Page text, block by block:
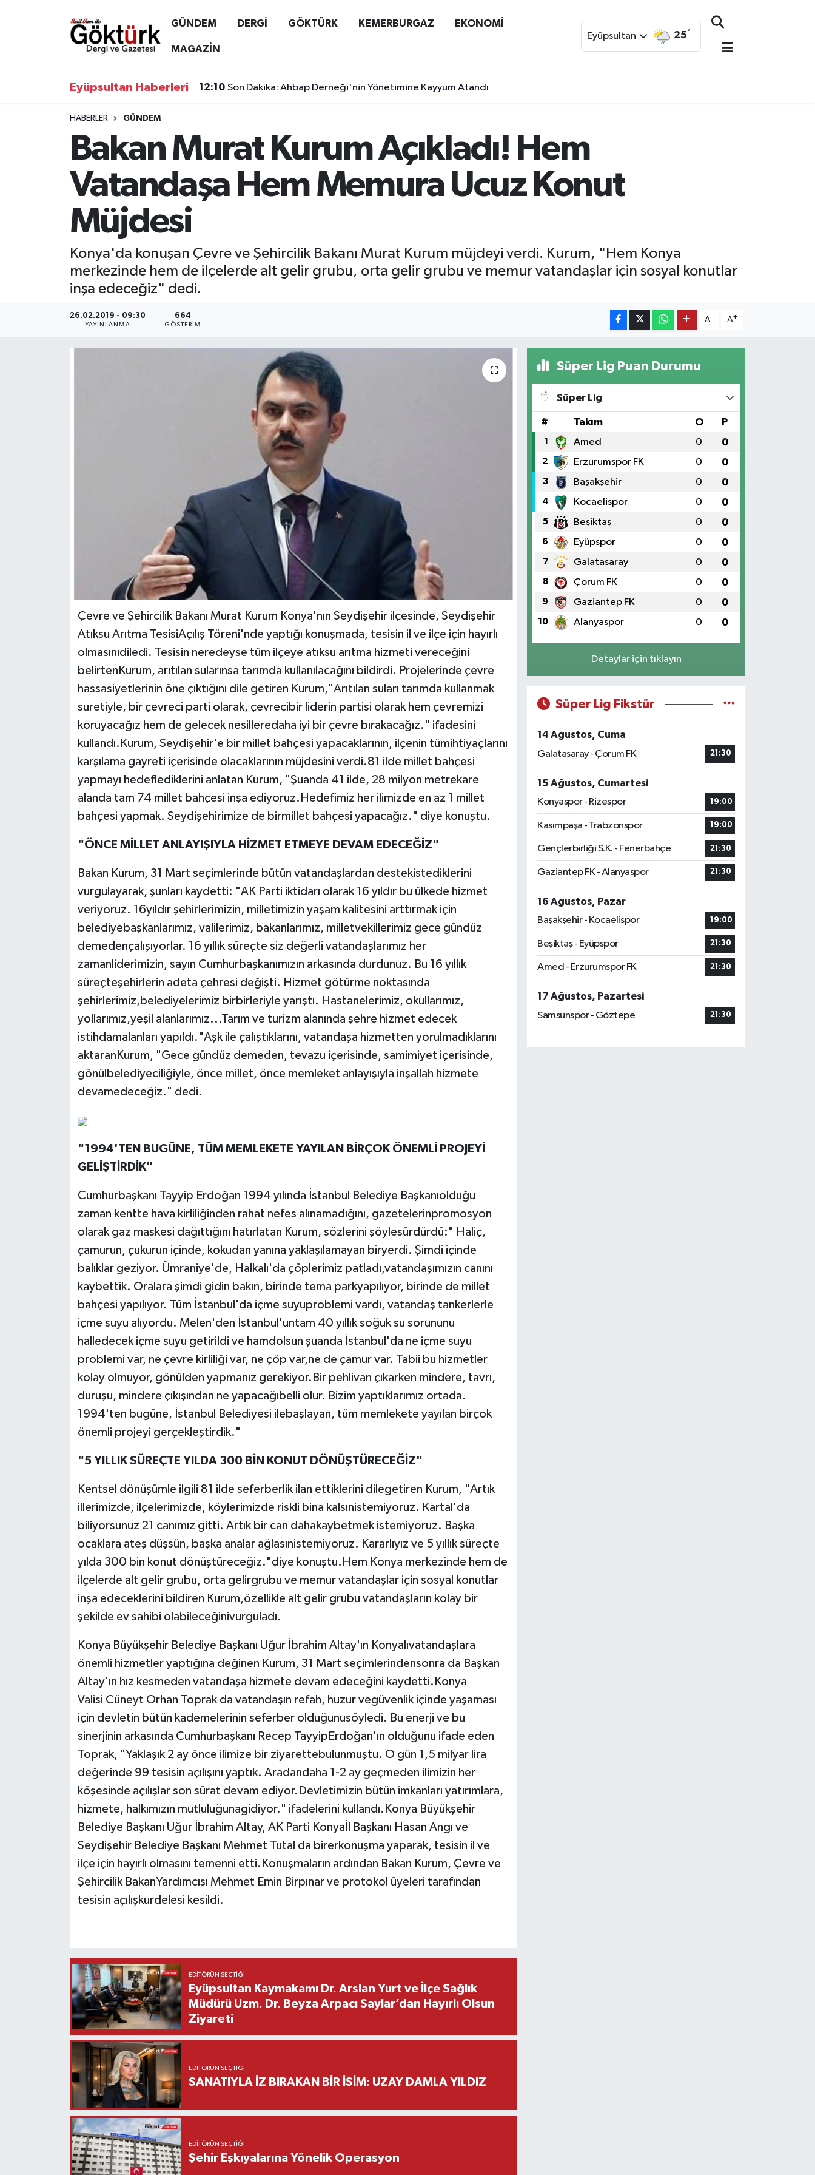
GÜNDEM DERGİ GÖKTÜRK KEMERBURGAZ EKONOMİ
MAGAZİN
Eyüpsultan 25°
Eyüpsultan Haberleri 12:10 Son Dakika: Ahbap Derneği'nin Yönetimine Kayyum Atandı
HABERLER GÜNDEM
Bakan Murat Kurum Açıkladı! Hem
Vatandaşa Hem Memura Ucuz Konut
Müjdesi
Konya'da konuşan Çevre ve Şehircilik Bakanı Murat Kurum müjdeyi verdi. Kurum, "Hem Konya
merkezinde hem de ilçelerde alt gelir grubu, orta gelir grubu ve memur vatandaşlar için sosyal konutlar
inşa edeceğiz" dedi.
26.02.2019 - 09:30
YAYINLANMA
664
GÖSTERIM
A- A+
Çevre ve Şehircilik Bakanı Murat Kurum Konya'nın Seydişehir ilçesinde, Seydişehir
Atıksu Arıtma TesisiAçılış Töreni'nde yaptığı konuşmada, tesisin il ve ilçe için hayırlı
olmasınıdiledi. Tesisin neredeyse tüm ilçeye atıksu arıtma hizmeti vereceğini
belirtenKurum, arıtılan sularınsa tarımda kullanılacağını bildirdi. Projelerinde çevre
hassasiyetlerinin öne çıktığını dile getiren Kurum,"Arıtılan suları tarımda kullanmak
suretiyle, bir çevreci parti olarak, çevrecibir liderin partisi olarak hem çevremizi
koruyacağız hem de gelecek nesilleredaha iyi bir çevre bırakacağız." ifadesini
kullandı.Kurum, Seydişehir'e bir millet bahçesi yapacaklarının, ilçenin tümihtiyaçlarını
karşılama gayreti içerisinde olacaklarının müjdesini verdi.81 ilde millet bahçesi
yapmayı hedeflediklerini anlatan Kurum, "Şuanda 41 ilde, 28 milyon metrekare
alanda tam 74 millet bahçesi inşa ediyoruz.Hedefimiz her ilimizde en az 1 millet
bahçesi yapmak. Seydişehirimize de birmillet bahçesi yapacağız." diye konuştu.
"ÖNCE MİLLET ANLAYIŞIYLA HİZMET ETMEYE DEVAM EDECEĞİZ"
Bakan Kurum, 31 Mart seçimlerinde bütün vatandaşlardan destekistediklerini
vurgulayarak, şunları kaydetti: "AK Parti iktidarı olarak 16 yıldır bu ülkede hizmet
veriyoruz. 16yıldır şehirlerimizin, milletimizin yaşam kalitesini arttırmak için
belediyebaşkanlarımız, valilerimiz, bakanlarımız, milletvekillerimiz gece gündüz
demedençalışıyorlar. 16 yıllık süreçte siz değerli vatandaşlarımız her
zamanliderimizin, sayın Cumhurbaşkanımızın arkasında durdunuz. Bu 16 yıllık
süreçteşehirlerin adeta çehresi değişti. Hizmet götürme noktasında
şehirlerimiz,belediyelerimiz birbirleriyle yarıştı. Hastanelerimiz, okullarımız,
yollarımız,yeşil alanlarımız...Tarım ve turizm alanında şehre hizmet edecek
istihdamalanları yapıldı."Aşk ile çalıştıklarını, vatandaşa hizmetten yorulmadıklarını
aktaranKurum, "Gece gündüz demeden, tevazu içerisinde, samimiyet içerisinde,
gönülbelediyeciliğiyle, önce millet, önce memleket anlayışıyla inşallah hizmete
devamedeceğiz." dedi.
"1994'TEN BUGÜNE, TÜM MEMLEKETE YAYILAN BİRÇOK ÖNEMLİ PROJEYİ
GELİŞTİRDİK"
Cumhurbaşkanı Tayyip Erdoğan 1994 yılında İstanbul Belediye Başkanıolduğu
zaman kentte hava kirliliğinden rahat nefes alınamadığını, gazetelerinpromosyon
olarak gaz maskesi dağıttığını hatırlatan Kurum, sözlerini şöylesürdürdü:" Haliç,
çamurun, çukurun içinde, kokudan yanına yaklaşılamayan biryerdi. Şimdi içinde
balıklar geziyor. Ümraniye'de, Halkalı'da çöplerimiz patladı,vatandaşımızın canını
kaybettik. Oralara şimdi gidin bakın, birinde tema parkyapılıyor, birinde de millet
bahçesi yapılıyor. Tüm İstanbul'da içme suyuproblemi vardı, vatandaş tankerlerle
içme suyu alıyordu. Melen'den İstanbul'untam 40 yıllık soğuk su sorununu
halledecek içme suyu getirildi ve hamdolsun şuanda İstanbul'da ne içme suyu
problemi var, ne çevre kirliliği var, ne çöp var,ne de çamur var. Tabii bu hizmetler
kolay olmuyor, gönülden yapmanız gerekiyor.Bir pehlivan çıkarken mindere, tavrı,
duruşu, mindere çıkışından ne yapacağıbelli olur. Bizim yaptıklarımız ortada.
1994'ten bugüne, İstanbul Belediyesi ilebaşlayan, tüm memlekete yayılan birçok
önemli projeyi gerçekleştirdik."
"5 YILLIK SÜREÇTE YILDA 300 BİN KONUT DÖNÜŞTÜRECEĞİZ"
Kentsel dönüşümle ilgili 81 ilde seferberlik ilan ettiklerini dilegetiren Kurum, "Artık
illerimizde, ilçelerimizde, köylerimizde riskli bina kalsınistemiyoruz. Kartal'da
biliyorsunuz 21 canımız gitti. Artık bir can dahakaybetmek istemiyoruz. Başka
ocaklara ateş düşsün, başka analar ağlasınistemiyoruz. Kararlıyız ve 5 yıllık süreçte
yılda 300 bin konut dönüştüreceğiz."diye konuştu.Hem Konya merkezinde hem de
ilçelerde alt gelir grubu, orta gelirgrubu ve memur vatandaşlar için sosyal konutlar
inşa edeceklerini bildiren Kurum,özellikle alt gelir grubu vatandaşların kolay bir
şekilde ev sahibi olabileceğinivurguladı.
Konya Büyükşehir Belediye Başkanı Uğur İbrahim Altay'ın Konyalıvatandaşlara
önemli hizmetler yaptığına değinen Kurum, 31 Mart seçimlerindensonra da Başkan
Altay'ın hız kesmeden vatandaşa hizmete devam edeceğini kaydetti.Konya
Valisi Cüneyt Orhan Toprak da vatandaşın refah, huzur vegüvenlik içinde yaşaması
için devletin bütün kademelerinin seferber olduğunusöyledi. Bu enerji ve bu
sinerjinin arkasında Cumhurbaşkanı Recep TayyipErdoğan'ın olduğunu ifade eden
Toprak, "Yaklaşık 2 ay önce ilimize bir ziyarettebulunmuştu. O gün 1,5 milyar lira
değerinde 99 tesisin açılışını yaptık. Aradandaha 1-2 ay geçmeden ilimizin her
köşesinde açılışlar son sürat devam ediyor.Devletimizin bütün imkanları yatırımlara,
hizmete, halkımızın mutluluğunagidiyor." ifadelerini kullandı.Konya Büyükşehir
Belediye Başkanı Uğur İbrahim Altay, AK Parti Konyaİl Başkanı Hasan Angı ve
Seydişehir Belediye Başkanı Mehmet Tutal da birerkonuşma yaparak, tesisin il ve
ilçe için hayırlı olmasını temenni etti.Konuşmaların ardından Bakan Kurum, Çevre ve
Şehircilik BakanYardımcısı Mehmet Emin Birpınar ve protokol üyeleri tarafından
tesisin açılışkurdelesi kesildi.
EDITÖRÜN SEÇTIĞI
Eyüpsultan Kaymakamı Dr. Arslan Yurt ve İlçe Sağlık
Müdürü Uzm. Dr. Beyza Arpacı Saylar’dan Hayırlı Olsun
Ziyareti
EDITÖRÜN SEÇTIĞI
SANATIYLA İZ BIRAKAN BİR İSİM: UZAY DAMLA YILDIZ
EDITÖRÜN SEÇTIĞI
Şehir Eşkıyalarına Yönelik Operasyon
Süper Lig Puan Durumu
Süper Lig
# Takım O P
1 Amed 0 0
2 Erzurumspor FK 0 0
3 Başakşehir 0 0
4 Kocaelispor 0 0
5 Beşiktaş 0 0
6 Eyüpspor 0 0
7 Galatasaray 0 0
8 Çorum FK 0 0
9 Gaziantep FK 0 0
10 Alanyaspor 0 0
Detaylar için tıklayın
Süper Lig Fikstür
14 Ağustos, Cuma
Galatasaray - Çorum FK
21:30
15 Ağustos, Cumartesi
Konyaspor - Rizespor
19:00
Kasımpaşa - Trabzonspor 19:00
Gençlerbirliği S.K. - Fenerbahçe 21:30
Gaziantep FK - Alanyaspor 21:30
16 Ağustos, Pazar
Başakşehir - Kocaelispor
19:00
Beşiktaş - Eyüpspor 21:30
Amed - Erzurumspor FK 21:30
17 Ağustos, Pazartesi
Samsunspor - Göztepe
21:30
Anne Çocuk
EĞİTİM
GÖKTÜRK
KEMERBURGAZ
KÜLTÜR - SANAT
Eyüpsultan Hava Durumu
Tüm Manşetler
Son Dakika Haberleri